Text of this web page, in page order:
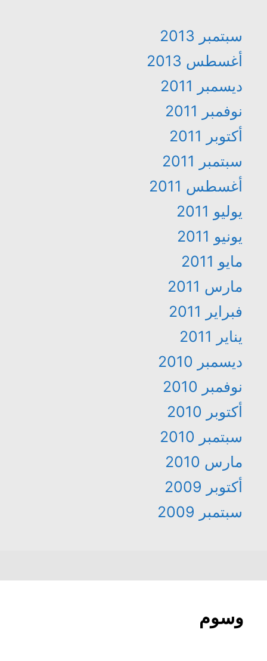
سبتمبر 2013
أغسطس 2013
ديسمبر 2011
نوفمبر 2011
أكتوبر 2011
سبتمبر 2011
أغسطس 2011
يوليو 2011
يونيو 2011
مايو 2011
مارس 2011
فبراير 2011
يناير 2011
ديسمبر 2010
نوفمبر 2010
أكتوبر 2010
سبتمبر 2010
مارس 2010
أكتوبر 2009
سبتمبر 2009
وسوم